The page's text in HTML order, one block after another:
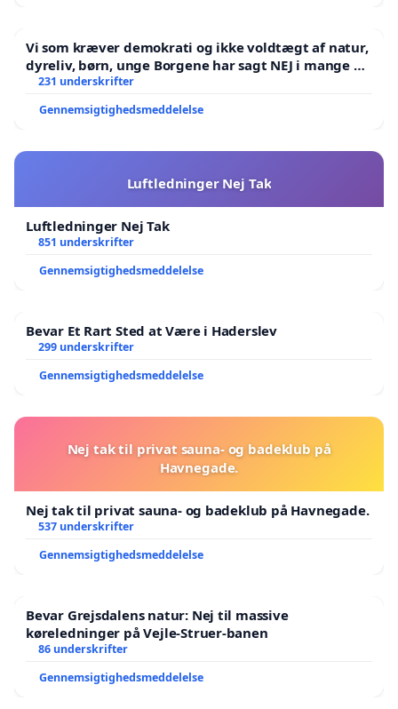
undersøgelsen for 2023 på et niveau, der er det
højeste i de sidste 10 år – og højere end
gennemsnittet for erhvervsskoler.
tilfredshedsmålingen fra virksomhederne vokset til
”høj”.
med eller over landsgennemsnittet for
læringsmiljøet er øget.
· Kendskabet til skolen er steget, og omdømmet
samarbejdspartnere, i offentligheden, nærmiljøet,
branchen, uddannelsessektoren, politikere, er
synet på skolen ændret til det bedre.
· Skolens økonomi er, i lighed med mange andre
erhvervsskoler, udfordret. Men skoledriften er
holdt i balance fra 2018-22, trods de svære odds.
næste to år til at udvikle skolens
værkstedspædagogik, grøn gastronomi og
fastholdelse.
Vi som kræver demokrati og ikke voldtægt af natur,
dyreliv, børn, unge Borgene har sagt NEJ i mange år.
Der er
231 underskrifter
Gennemsigtighedsmeddelelse
Luftledninger Nej Tak
Luftledninger Nej Tak
851 underskrifter
Gennemsigtighedsmeddelelse
Bevar Et Rart Sted at Være i Haderslev
299 underskrifter
Gennemsigtighedsmeddelelse
Nej tak til privat sauna- og badeklub på
Havnegade.
Nej tak til privat sauna- og badeklub på Havnegade.
537 underskrifter
Gennemsigtighedsmeddelelse
Bevar Grejsdalens natur: Nej til massive
køreledninger på Vejle-Struer-banen
86 underskrifter
Gennemsigtighedsmeddelelse